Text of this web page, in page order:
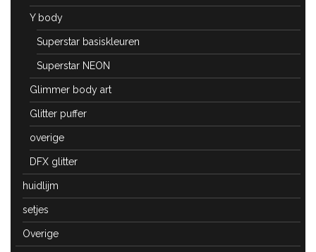
Y body
Superstar basiskleuren
Superstar NEON
Glimmer body art
Glitter puffer
overige
DFX glitter
huidlijm
setjes
Overige